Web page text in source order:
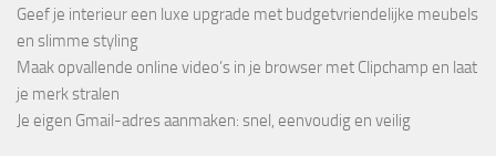
Geef je interieur een luxe upgrade met budgetvriendelijke meubels
en slimme styling
Maak opvallende online video’s in je browser met Clipchamp en laat
je merk stralen
Je eigen Gmail-adres aanmaken: snel, eenvoudig en veilig